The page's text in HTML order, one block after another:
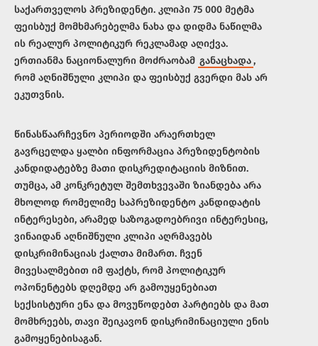
საქართველოს პრეზიდენტი. კლიპი 75 000 მეტმა
ფეისბუქ მომხმარებელმა ნახა და დიდმა ნაწილმა
ის რეალურ პოლიტიკურ რეკლამად აღიქვა.
ერთიანმა ნაციონალური მოძრაობამ განაცხადა,
რომ აღნიშნული კლიპი და ფეისბუქ გვერდი მას არ
ეკუთვნის.
წინასწაარჩევნო პერიოდში არაერთხელ
გავრცელდა ყალბი ინფორმაცია პრეზიდენტობის
კანდიდატებზე მათი დისკრედიტაციის მიზნით.
თუმცა, ამ კონკრეტულ შემთხვევაში ზიანდება არა
მხოლოდ რომელიმე საპრეზიდენტო კანდიდატის
ინტერესები, არამედ საზოგადოებრივი ინტერესიც,
ვინაიდან აღნიშნული კლიპი აღრმავებს
დისკრიმინაციას ქალთა მიმართ. ჩვენ
მივესალმებით იმ ფაქტს, რომ პოლიტიკურ
ოპონენტებს დღემდე არ გამოუყენებიათ
სექსისტური ენა და მოვუწოდებთ პარტიებს და მათ
მომხრეებს, თავი შეიკავონ დისკრიმინაციული ენის
გამოყენებისაგან.